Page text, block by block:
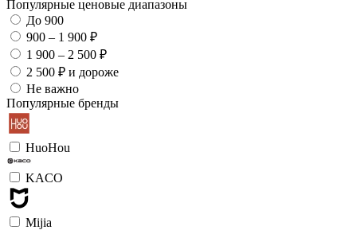
Популярные ценовые диапазоны
До 900
900 – 1 900 ₽
1 900 – 2 500 ₽
2 500 ₽ и дороже
Не важно
Популярные бренды
HuoHou
KACO
Mijia